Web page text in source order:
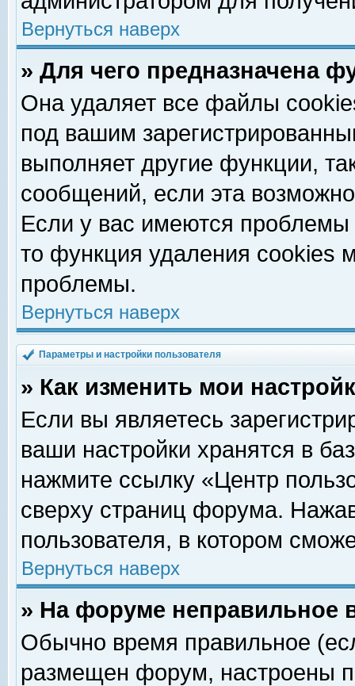
Вернуться наверх
» Для чего предназначена
Она удаляет все файлы
под вашим
выполняет другие функции,
сообщений, если эта
Если у вас имеются
то функция удаления cookies
проблемы.
Вернуться наверх
Параметры и настройки пользователя
» Как изменить мои
Если вы являетесь
ваши настройки хранятся в
нажмите ссылку «Центр
сверху страниц форума.
пользователя, в котором
Вернуться наверх
» На форуме неправильное
Обычно время правильное
размещен форум, настроены